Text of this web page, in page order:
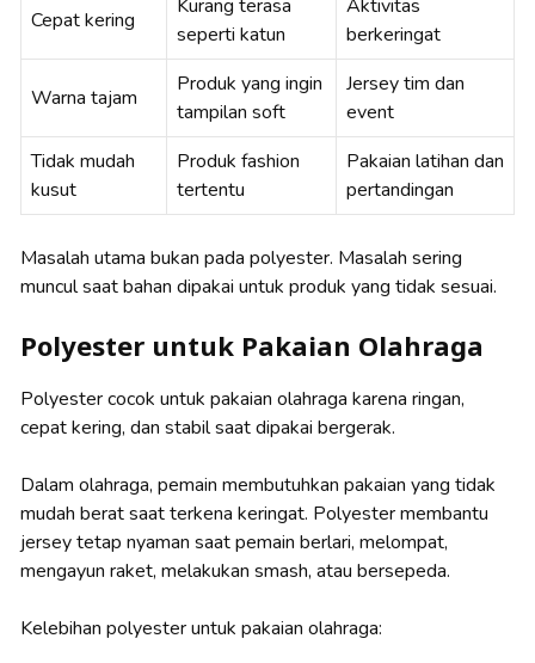
Cepat kering
Kurang terasa
seperti katun
Aktivitas
berkeringat
Warna tajam
Produk yang ingin
tampilan soft
Jersey tim dan
event
Tidak mudah
kusut
Produk fashion
tertentu
Pakaian latihan dan
pertandingan
Masalah utama bukan pada polyester. Masalah sering
muncul saat bahan dipakai untuk produk yang tidak sesuai.
Polyester untuk Pakaian Olahraga
Polyester cocok untuk pakaian olahraga karena ringan,
cepat kering, dan stabil saat dipakai bergerak.
Dalam olahraga, pemain membutuhkan pakaian yang tidak
mudah berat saat terkena keringat. Polyester membantu
jersey tetap nyaman saat pemain berlari, melompat,
mengayun raket, melakukan smash, atau bersepeda.
Kelebihan polyester untuk pakaian olahraga: